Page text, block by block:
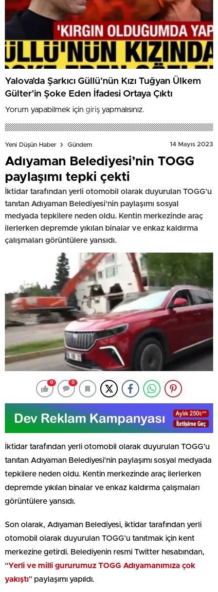
Yalova’da Şarkıcı Güllü’nün Kızı Tuğyan Ülkem
Gülter’in Şoke Eden İfadesi Ortaya Çıktı
Yorum yapabilmek için giriş yapmalısınız.
Yeni Düşün Haber Gündem 14 Mayıs 2023
Adıyaman Belediyesi’nin TOGG
paylaşımı tepki çekti
İktidar tarafından yerli otomobil olarak duyurulan TOGG'u
tanıtan Adıyaman Belediyesi'nin paylaşımı sosyal
medyada tepkilere neden oldu. Kentin merkezinde araç
ilerlerken depremde yıkılan binalar ve enkaz kaldırma
çalışmaları görüntülere yansıdı.
0 0
İktidar tarafından yerli otomobil olarak duyurulan TOGG’u
tanıtan Adıyaman Belediyesi’nin paylaşımı sosyal medyada
tepkilere neden oldu. Kentin merkezinde araç ilerlerken
depremde yıkılan binalar ve enkaz kaldırma çalışmaları
görüntülere yansıdı.
Son olarak, Adıyaman Belediyesi, iktidar tarafından yerli
otomobil olarak duyurulan TOGG’u tanıtmak için kent
merkezine getirdi. Belediyenin resmi Twitter hesabından,
“Yerli ve milli gururumuz TOGG Adıyamanımıza çok
yakıştı” paylaşımı yapıldı.